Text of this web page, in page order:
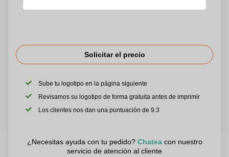
Solicitar el precio
Sube tu logotipo en la página siguiente
Revisamos su logotipo de forma gratuita antes de imprimir
Los clientes nos dan una puntuación de 9.3
¿Necesitas ayuda con tu pedido? Chateacon nuestro
servicio de atención al cliente